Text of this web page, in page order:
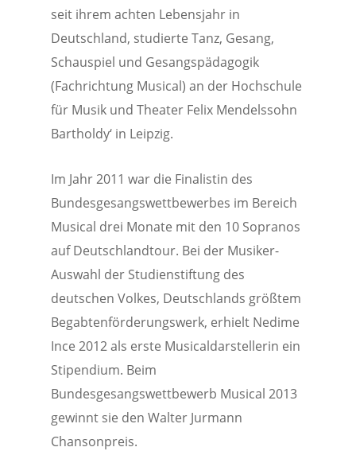
seit ihrem achten Lebensjahr in
Deutschland, studierte Tanz, Gesang,
Schauspiel und Gesangspädagogik
(Fachrichtung Musical) an der Hochschule
für Musik und Theater Felix Mendelssohn
Bartholdy‘ in Leipzig.
Im Jahr 2011 war die Finalistin des
Bundesgesangswettbewerbes im Bereich
Musical drei Monate mit den 10 Sopranos
auf Deutschlandtour. Bei der Musiker-
Auswahl der Studienstiftung des
deutschen Volkes, Deutschlands größtem
Begabtenförderungswerk, erhielt Nedime
Ince 2012 als erste Musicaldarstellerin ein
Stipendium. Beim
Bundesgesangswettbewerb Musical 2013
gewinnt sie den Walter Jurmann
Chansonpreis.